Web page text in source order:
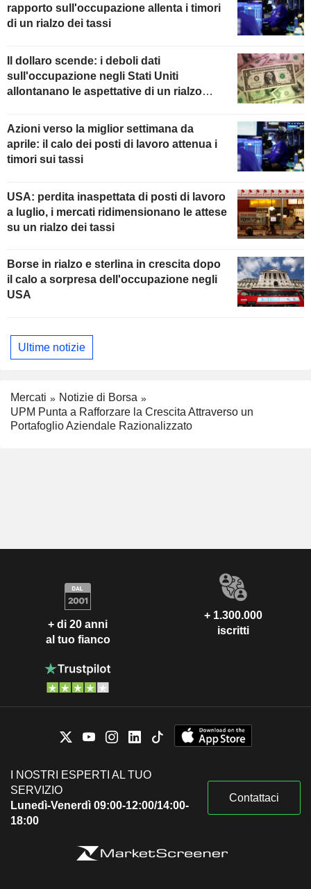
rapporto sull'occupazione allenta i timori
di un rialzo dei tassi
Il dollaro scende: i deboli dati
sull'occupazione negli Stati Uniti
allontanano le aspettative di un rialzo
Azioni verso la miglior settimana da
aprile: il calo dei posti di lavoro attenua i
timori sui tassi
USA: perdita inaspettata di posti di lavoro
a luglio, i mercati ridimensionano le attese
su un rialzo dei tassi
Borse in rialzo e sterlina in crescita dopo
il calo a sorpresa dell'occupazione negli
USA
Ultime notizie
Mercati
Notizie di Borsa
UPM Punta a Rafforzare la Crescita Attraverso un
Portafoglio Aziendale Razionalizzato
+ di 20 anni
al tuo fianco
+ 1.300.000
iscritti
I NOSTRI ESPERTI AL TUO
SERVIZIO
Lunedì-Venerdì 09:00-12:00/14:00-
18:00
Contattaci